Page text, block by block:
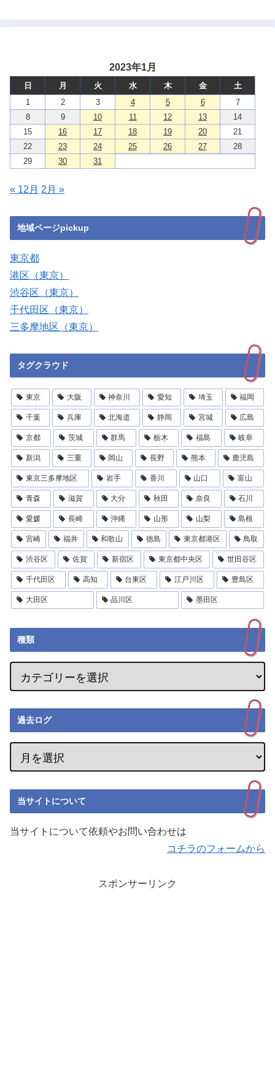
2023年1月
日 月 火 水 木 金
土
1
2 3 4 5 6
7
8
9 10 11 12 13
14
15
16 17 18 19 20
21
22
23 24 25 26 27
28
29
30 31
« 12月 2月 »
地域ページpickup
東京都
港区（東京）
渋谷区（東京）
千代田区（東京）
三多摩地区（東京）
タグクラウド
東京 大阪 神奈川 愛知 埼玉 福岡
千葉 兵庫 北海道 静岡 宮城 広島
京都 茨城 群馬 栃木 福島 岐阜
新潟 三重 岡山 長野 熊本 鹿児島
東京三多摩地区 岩手 香川 山口 富山
青森 滋賀 大分 秋田 奈良 石川
愛媛 長崎 沖縄 山形 山梨 島根
宮崎 福井 和歌山 徳島 東京都港区 鳥取
渋谷区 佐賀 新宿区 東京都中央区 世田谷区
千代田区 高知 台東区 江戸川区 豊島区
大田区 品川区 墨田区
種類
過去ログ
当サイトについて
当サイトについて依頼やお問い合わせは
コチラのフォームから
スポンサーリンク